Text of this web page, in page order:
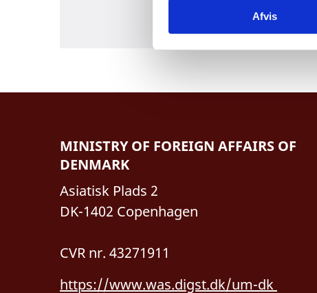
v
Afvis
MINISTRY OF FOREIGN AFFAIRS OF
DENMARK
Asiatisk Plads 2
DK-1402 Copenhagen
CVR nr. 43271911
https://www.was.digst.dk/um-dk